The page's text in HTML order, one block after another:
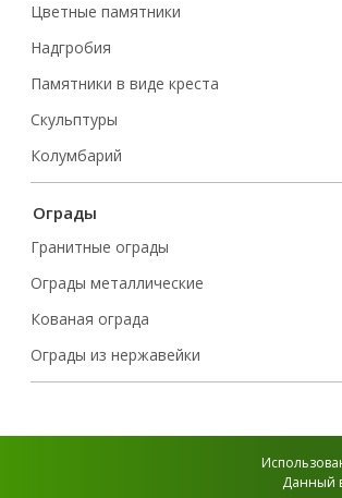
Цветные памятники
Надгробия
Памятники в виде креста
Скульптуры
Колумбарий
Ограды
Гранитные ограды
Ограды металлические
Кованая ограда
Ограды из нержавейки
Данный